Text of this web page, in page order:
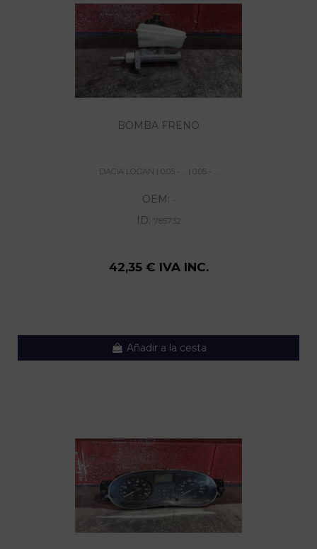
BOMBA FRENO
DACIA LOGAN | 0.05 - ... | 0.05 - ...
OEM: -
ID: 785732
42,35 € IVA INC.
Añadir a la cesta